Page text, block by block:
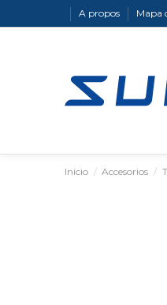
A propos Mapa
Inicio Accesorios